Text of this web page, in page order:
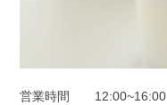
営業時間
12:00~16:00